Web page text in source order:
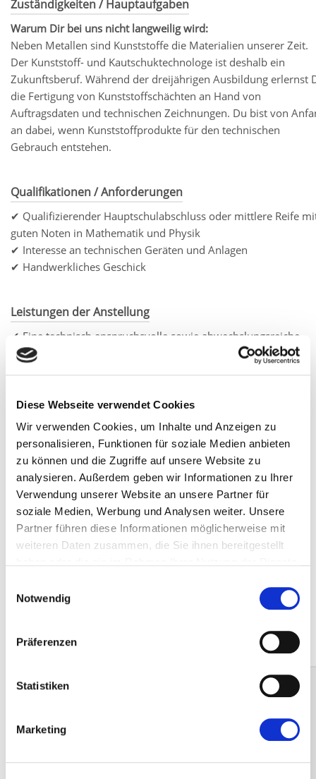
Diese Webseite verwendet Cookies
Wir verwenden Cookies, um Inhalte und Anzeigen zu
personalisieren, Funktionen für soziale Medien anbieten
zu können und die Zugriffe auf unsere Website zu
analysieren. Außerdem geben wir Informationen zu Ihrer
Verwendung unserer Website an unsere Partner für
soziale Medien, Werbung und Analysen weiter. Unsere
Partner führen diese Informationen möglicherweise mit
weiteren Daten zusammen, die Sie ihnen bereitgestellt
Notwendig
Präferenzen
Statistiken
Marketing
Zuständigkeiten / Hauptaufgaben
Warum Dir bei uns nicht langweilig wird:
Neben Metallen sind Kunststoffe die Materialien unserer Zeit.
Der Kunststoff- und Kautschuktechnologe ist deshalb ein
Zukunftsberuf. Während der dreijährigen Ausbildung erlernst
die Fertigung von Kunststoffschächten an Hand von
Auftragsdaten und technischen Zeichnungen. Du bist von
an dabei, wenn Kunststoffprodukte für den technischen
Gebrauch entstehen.
Qualifikationen / Anforderungen
✔ Qualifizierender Hauptschulabschluss oder mittlere Reife
guten Noten in Mathematik und Physik
✔ Interesse an technischen Geräten und Anlagen
✔ Handwerkliches Geschick
Leistungen der Anstellung
✔ Eine technisch anspruchsvolle sowie abwechslungsreiche
Ausbildung
✔ 30 Tage Jahresurlaub
✔ Vertraglich geregelte Zahlung von Urlaubs- und
Weihnachtsgeld
✔ 500 € Einstiegsprämie nach bestandener Probezeit
✔ Hohe Übernahmechancen
Kontakte
ROMOLD GmbH
Herr Scholz
bewerbung@romold.de